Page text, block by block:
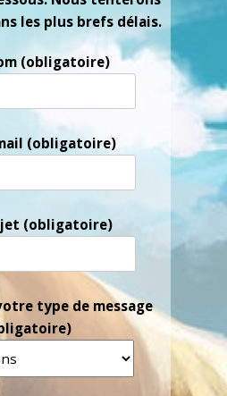
les plus brefs délais.
(obligatoire)
(obligatoire)
(obligatoire)
type de message